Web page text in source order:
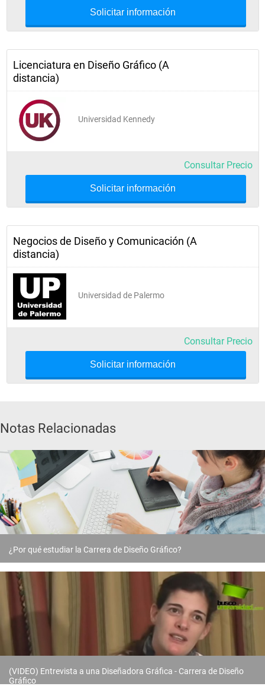
Solicitar información
Licenciatura en Diseño Gráfico (A
distancia)
Universidad Kennedy
Consultar Precio
Solicitar información
Negocios de Diseño y Comunicación (A
distancia)
Universidad de Palermo
Consultar Precio
Solicitar información
Notas Relacionadas
¿Por qué estudiar la Carrera de Diseño Gráfico?
(VIDEO) Entrevista a una Diseñadora Gráfica - Carrera de Diseño
Gráfico